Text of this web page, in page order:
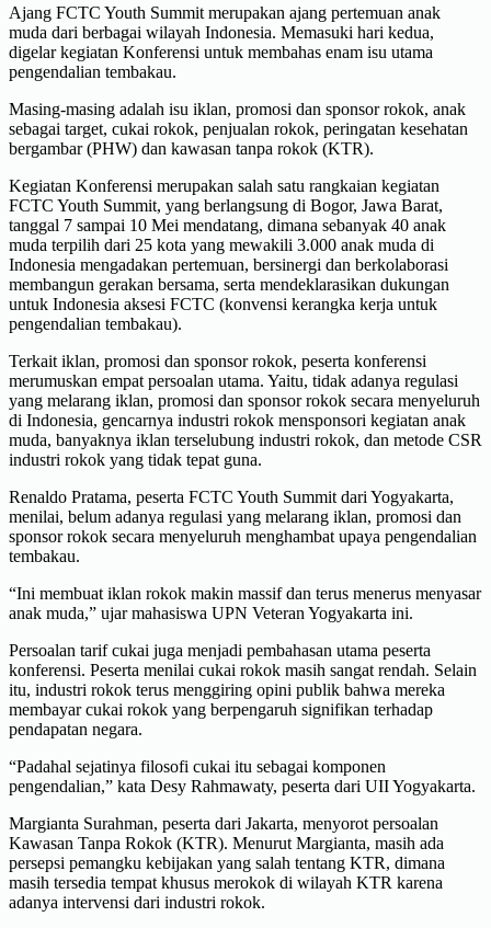
Ajang FCTC Youth Summit merupakan ajang pertemuan anak
muda dari berbagai wilayah Indonesia. Memasuki hari kedua,
digelar kegiatan Konferensi untuk membahas enam isu utama
pengendalian tembakau.
Masing-masing adalah isu iklan, promosi dan sponsor rokok, anak
sebagai target, cukai rokok, penjualan rokok, peringatan kesehatan
bergambar (PHW) dan kawasan tanpa rokok (KTR).
Kegiatan Konferensi merupakan salah satu rangkaian kegiatan
FCTC Youth Summit, yang berlangsung di Bogor, Jawa Barat,
tanggal 7 sampai 10 Mei mendatang, dimana sebanyak 40 anak
muda terpilih dari 25 kota yang mewakili 3.000 anak muda di
Indonesia mengadakan pertemuan, bersinergi dan berkolaborasi
membangun gerakan bersama, serta mendeklarasikan dukungan
untuk Indonesia aksesi FCTC (konvensi kerangka kerja untuk
pengendalian tembakau).
Terkait iklan, promosi dan sponsor rokok, peserta konferensi
merumuskan empat persoalan utama. Yaitu, tidak adanya regulasi
yang melarang iklan, promosi dan sponsor rokok secara menyeluruh
di Indonesia, gencarnya industri rokok mensponsori kegiatan anak
muda, banyaknya iklan terselubung industri rokok, dan metode CSR
industri rokok yang tidak tepat guna.
Renaldo Pratama, peserta FCTC Youth Summit dari Yogyakarta,
menilai, belum adanya regulasi yang melarang iklan, promosi dan
sponsor rokok secara menyeluruh menghambat upaya pengendalian
tembakau.
“Ini membuat iklan rokok makin massif dan terus menerus menyasar
anak muda,” ujar mahasiswa UPN Veteran Yogyakarta ini.
Persoalan tarif cukai juga menjadi pembahasan utama peserta
konferensi. Peserta menilai cukai rokok masih sangat rendah. Selain
itu, industri rokok terus menggiring opini publik bahwa mereka
membayar cukai rokok yang berpengaruh signifikan terhadap
pendapatan negara.
“Padahal sejatinya filosofi cukai itu sebagai komponen
pengendalian,” kata Desy Rahmawaty, peserta dari UII Yogyakarta.
Margianta Surahman, peserta dari Jakarta, menyorot persoalan
Kawasan Tanpa Rokok (KTR). Menurut Margianta, masih ada
persepsi pemangku kebijakan yang salah tentang KTR, dimana
masih tersedia tempat khusus merokok di wilayah KTR karena
adanya intervensi dari industri rokok.